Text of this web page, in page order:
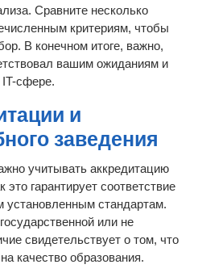
Сравните несколько
критериям, чтобы
В конечном итоге, важно,
вашим ожиданиям и
IT-сфере.
и
заведения
учитывать аккредитацию
это гарантирует соответствие
установленным стандартам.
или не
свидетельствует о том, что
качество образования.